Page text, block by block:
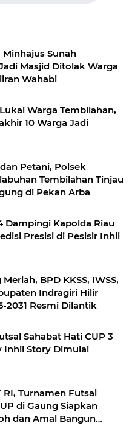
Minhajus Sunah
Masjid Ditolak Warga
Wahabi
Warga Tembilahan,
10 Warga Jadi
Petani, Polsek
Tembilahan Tinjau
di Pekan Arba
Dampingi Kapolda Riau
Presisi di Pesisir Inhil
BPD KKSS, IWSS,
Indragiri Hilir
2031 Resmi Dilantik
Sahabat Hati CUP 3
Inhil Story Dimulai
RI, Turnamen Futsal
di Gaung Siapkan
dan Amal Bangun